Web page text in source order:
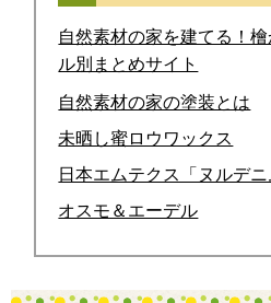
自然素材の家を建てる！
ル別まとめサイト
自然素材の家の塗装とは
未晒し蜜ロウワックス
日本エムテクス「ヌルデニ
オスモ＆エーデル